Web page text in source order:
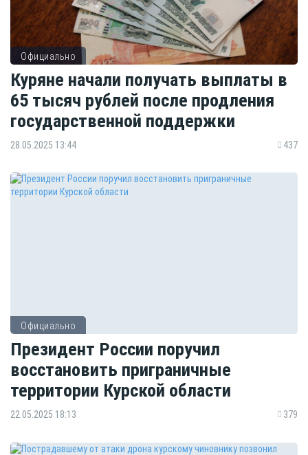
Официально
Куряне начали получать выплаты в
65 тысяч рублей после продления
государственной поддержки
28.05.2025 13:44 437
Официально
Президент России поручил
восстановить приграничные
территории Курской области
22.05.2025 18:13 379